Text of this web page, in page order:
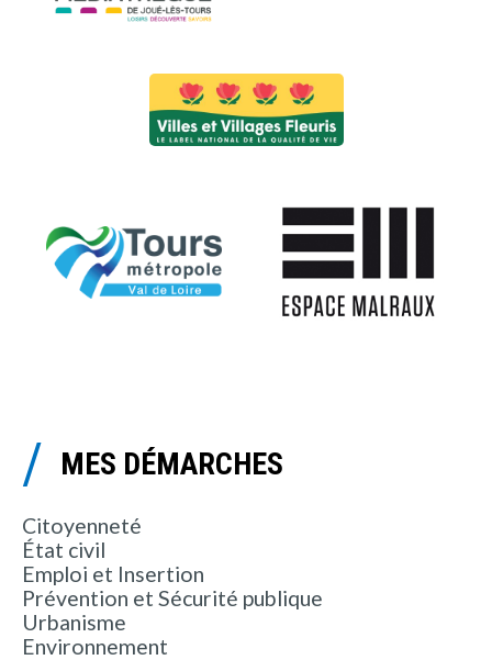
MES DÉMARCHES
Citoyenneté
État civil
Emploi et Insertion
Prévention et Sécurité publique
Urbanisme
Environnement